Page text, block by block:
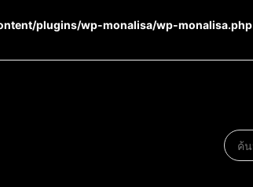
plugins/wp-monalisa/wp-monalisa.php